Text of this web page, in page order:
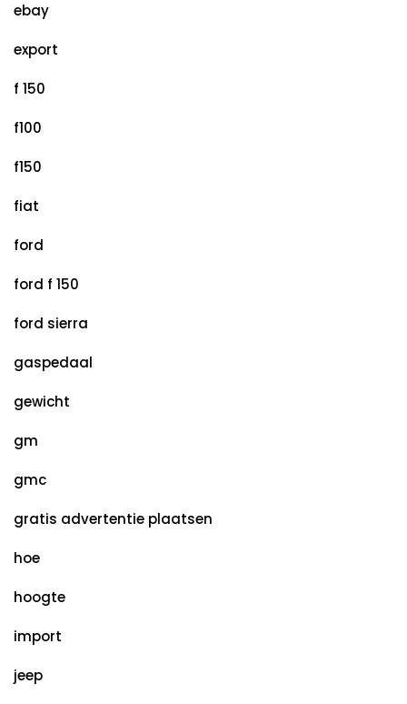
ebay
export
f 150
f100
f150
fiat
ford
ford f 150
ford sierra
gaspedaal
gewicht
gm
gmc
gratis advertentie plaatsen
hoe
hoogte
import
jeep